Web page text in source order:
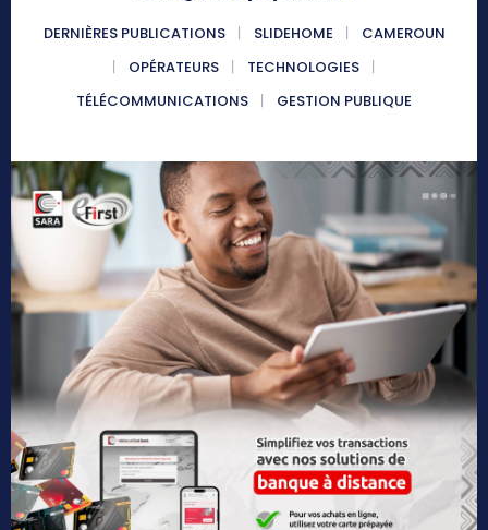
DERNIÈRES PUBLICATIONS SLIDEHOME
CAMEROUN
OPÉRATEURS
TECHNOLOGIES
TÉLÉCOMMUNICATIONS
GESTION PUBLIQUE